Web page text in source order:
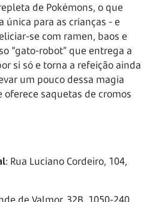
de Pokémons, o que
única para as crianças - e
se com ramen, baos e
“gato-robot” que entrega a
si só e torna a refeição ainda
um pouco dessa magia
oferece saquetas de cromos
: Rua Luciano Cordeiro, 104,